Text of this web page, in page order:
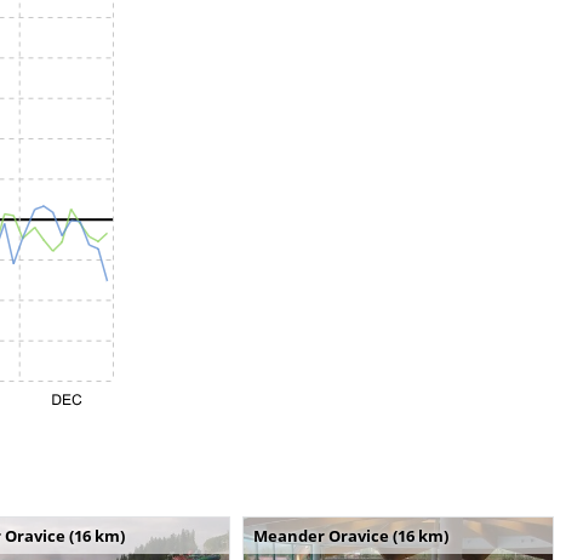
(16 km) Meander Oravice (16 km)